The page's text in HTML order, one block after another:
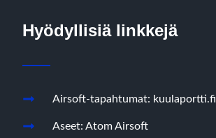
Hyödyllisiä linkkejä
Airsoft-tapahtumat: kuulaportti.fi
Aseet: Atom Airsoft